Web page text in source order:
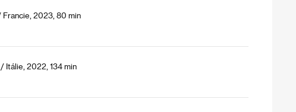
Francie, 2023, 80 min
Itálie, 2022, 134 min